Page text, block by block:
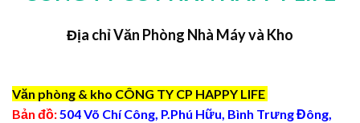
Địa chỉ Văn Phòng Nhà Máy và Kho
Văn phòng & kho CÔNG TY CP HAPPY LIFE
Bản đồ:504 Võ Chí Công, P.Phú Hữu, Bình Trưng Đông,